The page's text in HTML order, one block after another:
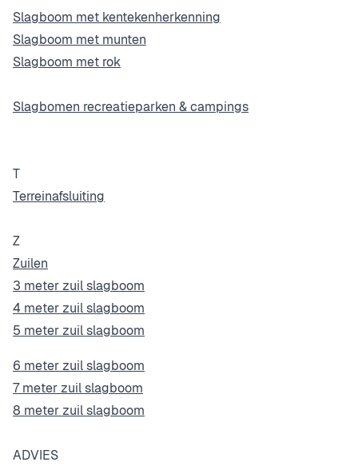
Slagboom met kentekenherkenning
Slagboom met munten
Slagboom met rok
Slagbomen recreatieparken & campings
T
Terreinafsluiting
Z
Zuilen
3 meter zuil slagboom
4 meter zuil slagboom
5 meter zuil slagboom
6 meter zuil slagboom
7 meter zuil slagboom
8 meter zuil slagboom
ADVIES